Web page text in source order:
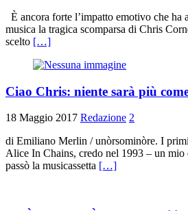
È ancora forte l’impatto emotivo che ha
musica la tragica scomparsa di Chris
scelto […]
Ciao Chris: niente sarà più
18 Maggio 2017 Redazione 2
di Emiliano Merlin / unòrsominòre. I
Alice In Chains, credo nel 1993 – un mio
passò la musicassetta […]